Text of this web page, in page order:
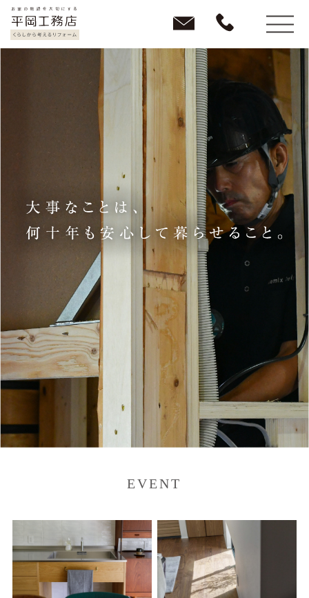
EVENT